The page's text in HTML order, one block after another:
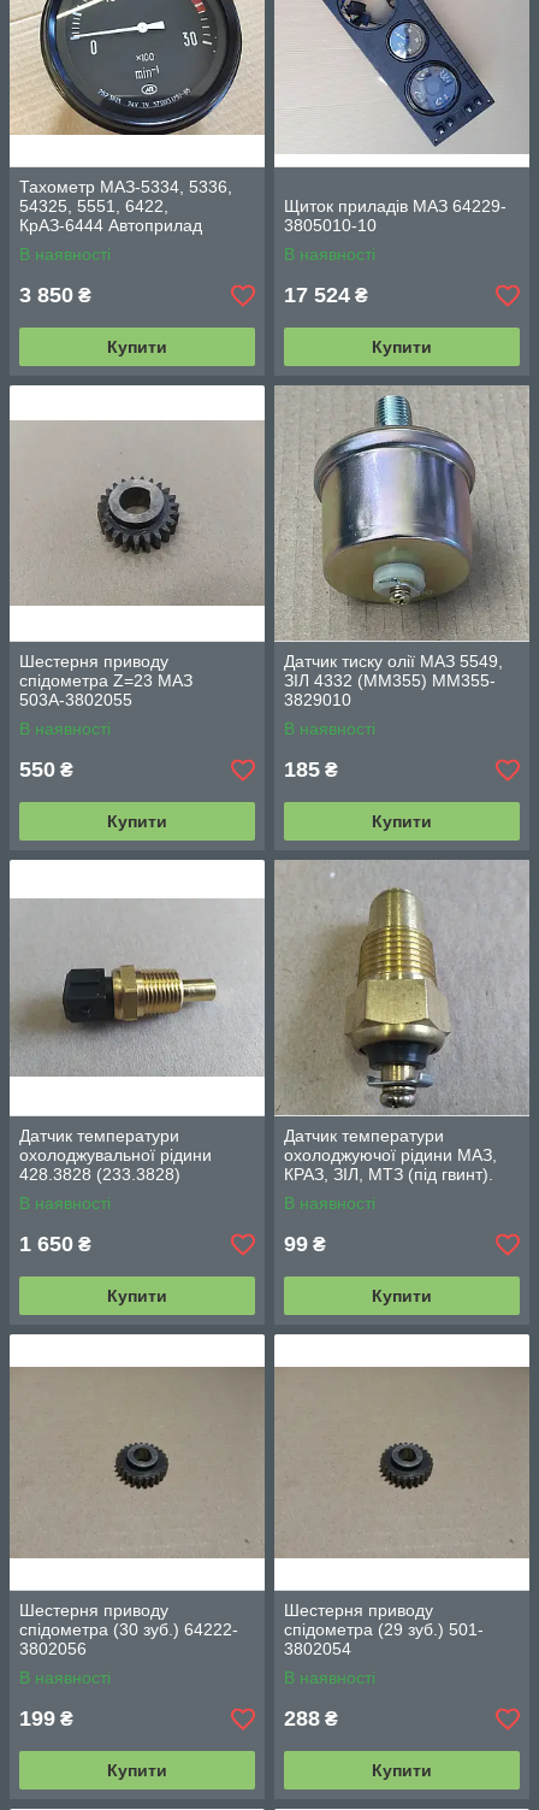
Тахометр МАЗ-5334, 5336,
54325, 5551, 6422,
КрАЗ-6444 Автоприлад
2531.3813
В наявності
3 850 ₴
Купити
Щиток приладів МАЗ 64229-
3805010-10
В наявності
17 524 ₴
Купити
Шестерня приводу
спідометра Z=23 МАЗ
503А-3802055
В наявності
550 ₴
Купити
Датчик тиску олії МАЗ 5549,
ЗІЛ 4332 (ММ355) ММ355-
3829010
В наявності
185 ₴
Купити
Датчик температури
охолоджувальної рідини
428.3828 (233.3828)
В наявності
1 650 ₴
Купити
Датчик температури
охолоджуючої рідини МАЗ,
КРАЗ, ЗІЛ, МТЗ (під гвинт).
ТМ100
В наявності
99 ₴
Купити
Шестерня приводу
спідометра (30 зуб.) 64222-
3802056
В наявності
199 ₴
Купити
Шестерня приводу
спідометра (29 зуб.) 501-
3802054
В наявності
288 ₴
Купити